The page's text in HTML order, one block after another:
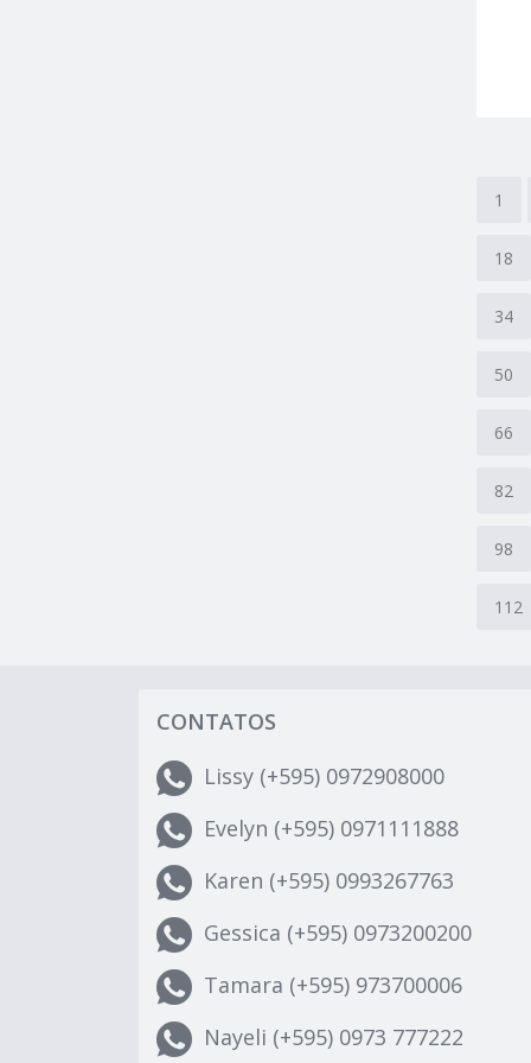
1
18
34
50
66
82
98
112
CONTATOS
Lissy (+595) 0972908000
Evelyn (+595) 0971111888
Karen (+595) 0993267763
Gessica (+595) 0973200200
Tamara (+595) 973700006
Nayeli (+595) 0973 777222